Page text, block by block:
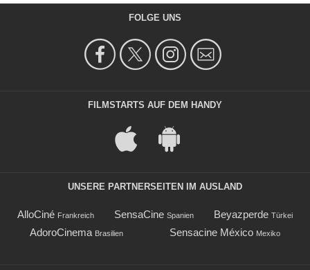
FOLGE UNS
FILMSTARTS AUF DEM HANDY
UNSERE PARTNERSEITEN IM AUSLAND
AlloCiné Frankreich SensaCine Spanien Beyazperde Türkei
AdoroCinema Brasilien Sensacine México Mexiko